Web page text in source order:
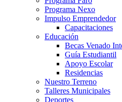
Programa Nexo
Impulso Emprendedor
Capacitaciones
Educación
Becas Venado
Guía Estudiantil
Apoyo Escolar
Residencias
Nuestro Terreno
Talleres Municipales
Deportes